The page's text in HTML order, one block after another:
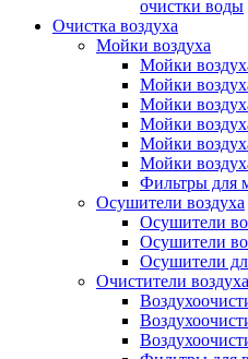
очистки воды
Очистка воздуха
Мойки воздуха
Мойки
Мойки
Мойки
Мойки
Мойки
Мойки
Фильтры для
Осушители воздуха
Осушители
Осушители
Осушители
Очистители воздуха